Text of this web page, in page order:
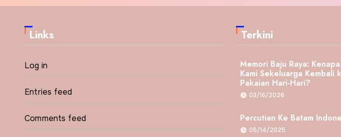
Links
Log in
Entries feed
Comments feed
Terkini
Memori Baju Raya:
Kami Sekeluarga Kembali
Pakaian Hari-Hari?
03/16/2026
Percutian Ke Batam
05/14/2025